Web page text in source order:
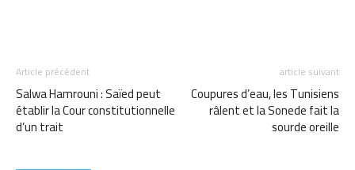
Article précédent
Salwa Hamrouni : Saïed peut
établir la Cour constitutionnelle
d’un trait
article suivant
Coupures d’eau, les Tunisiens
râlent et la Sonede fait la
sourde oreille